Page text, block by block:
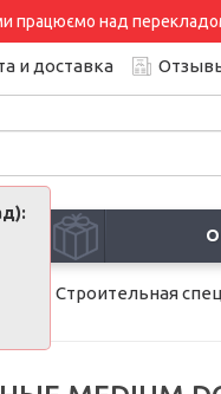
працюємо над
и доставка
О
Строительная
2